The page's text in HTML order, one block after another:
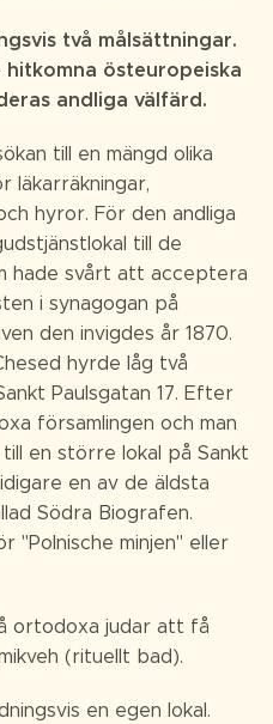
två målsättningar.
östeuropeiska
andliga välfärd.
till en mängd olika
läkarräkningar,
hyror. För den andliga
till de
hade svårt att acceptera
i synagogan på
den invigdes år 1870.
hyrde låg två
Paulsgatan 17. Efter
församlingen och man
en större lokal på Sankt
en av de äldsta
Södra Biografen.
"Polnische minjen" eller
ortodoxa judar att få
(rituellt bad).
en egen lokal.